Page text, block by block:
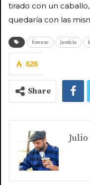
tirado con un
quedaría con las
forense justicia
626
Share